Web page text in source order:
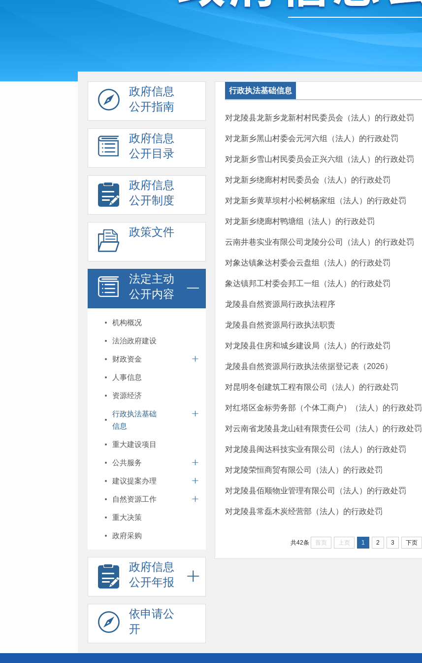
政府信息
公开指南
政府信息
公开目录
政府信息
公开制度
政策文件
法定主动
公开内容
机构概况
法治政府建设
财政资金
人事信息
资源经济
行政执法基础
信息
重大建设项目
公共服务
建议提案办理
自然资源工作
重大决策
政府采购
政府信息
公开年报
依申请公
开
行政执法基础信息
对龙陵县龙新乡龙新村村民委员会（法人）的行政处罚
对龙新乡黑山村委会元河六组（法人）的行政处罚
对龙新乡雪山村民委员会正兴六组（法人）的行政处罚
对龙新乡绕廊村村民委员会（法人）的行政处罚
对龙新乡黄草坝村小松树杨家组（法人）的行政处罚
对龙新乡绕廊村鸭塘组（法人）的行政处罚
云南井巷实业有限公司龙陵分公司（法人）的行政处罚
对象达镇象达村委会云盘组（法人）的行政处罚
象达镇邦工村委会邦工一组（法人）的行政处罚
龙陵县自然资源局行政执法程序
龙陵县自然资源局行政执法职责
对龙陵县住房和城乡建设局（法人）的行政处罚
龙陵县自然资源局行政执法依据登记表（2026）
对昆明冬创建筑工程有限公司（法人）的行政处罚
对红塔区金标劳务部（个体工商户）（法人）的行政处罚
对云南省龙陵县龙山硅有限责任公司（法人）的行政处罚
对龙陵县闽达科技实业有限公司（法人）的行政处罚
对龙陵荣恒商贸有限公司（法人）的行政处罚
对龙陵县佰顺物业管理有限公司（法人）的行政处罚
对龙陵县常磊木炭经营部（法人）的行政处罚
共42条 首页 上页 1 2 3 下页